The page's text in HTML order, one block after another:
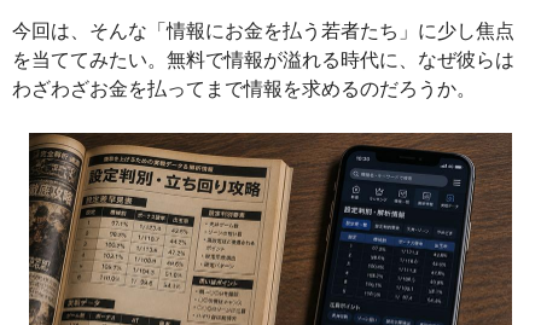
今回は、そんな「情報にお金を払う若者たち」に少し焦点
を当ててみたい。無料で情報が溢れる時代に、なぜ彼らは
わざわざお金を払ってまで情報を求めるのだろうか。